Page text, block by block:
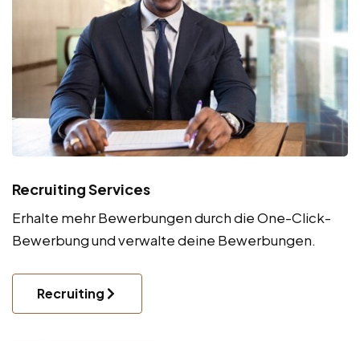
Recruiting Services
Erhalte mehr Bewerbungen durch die One-Click-
Bewerbung und verwalte deine Bewerbungen.
Recruiting